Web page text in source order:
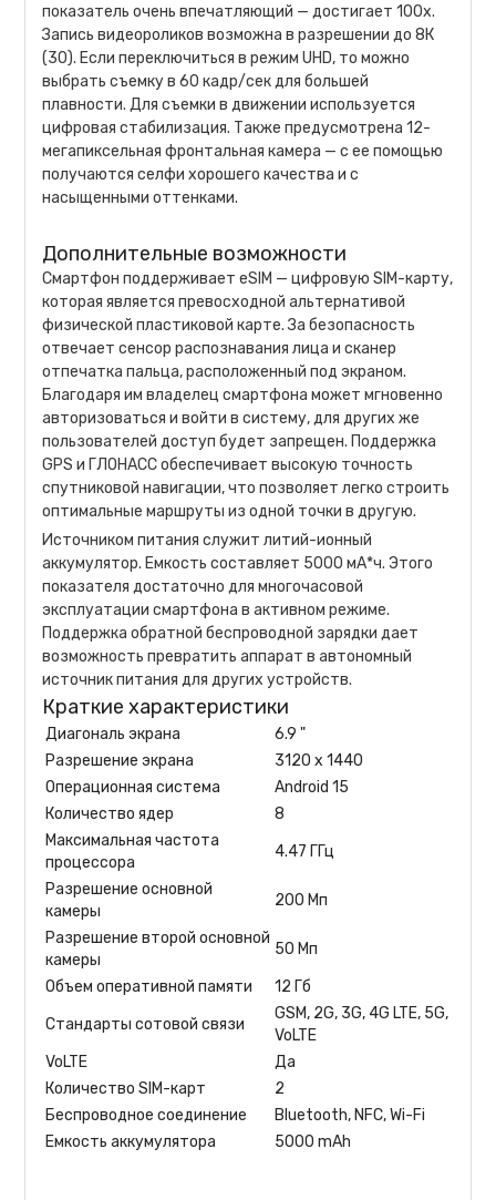
показатель очень впечатляющий — достигает 100х.
Запись видеороликов возможна в разрешении до 8К
(30). Если переключиться в режим UHD, то можно
выбрать съемку в 60 кадр/сек для большей
плавности. Для съемки в движении используется
цифровая стабилизация. Также предусмотрена 12-
мегапиксельная фронтальная камера — с ее помощью
получаются селфи хорошего качества и с
насыщенными оттенками.
Дополнительные возможности
Смартфон поддерживает eSIM — цифровую SIM-карту,
которая является превосходной альтернативой
физической пластиковой карте. За безопасность
отвечает сенсор распознавания лица и сканер
отпечатка пальца, расположенный под экраном.
Благодаря им владелец смартфона может мгновенно
авторизоваться и войти в систему, для других же
пользователей доступ будет запрещен. Поддержка
GPS и ГЛОНАСС обеспечивает высокую точность
спутниковой навигации, что позволяет легко строить
оптимальные маршруты из одной точки в другую.
Источником питания служит литий-ионный
аккумулятор. Емкость составляет 5000 мА*ч. Этого
показателя достаточно для многочасовой
эксплуатации смартфона в активном режиме.
Поддержка обратной беспроводной зарядки дает
возможность превратить аппарат в автономный
источник питания для других устройств.
Краткие характеристики
Диагональ экрана
6.9 "
Разрешение экрана
3120 x 1440
Операционная система
Android 15
Количество ядер
8
Максимальная частота
процессора
4.47 ГГц
Разрешение основной
камеры
200 Мп
Разрешение второй основной
камеры
50 Мп
Объем оперативной памяти
12 Гб
Стандарты сотовой связи
GSM, 2G, 3G, 4G LTE, 5G,
VoLTE
VoLTE
Да
Количество SIM-карт
2
Беспроводное соединение
Bluetooth, NFC, Wi-Fi
Емкость аккумулятора
5000 mAh